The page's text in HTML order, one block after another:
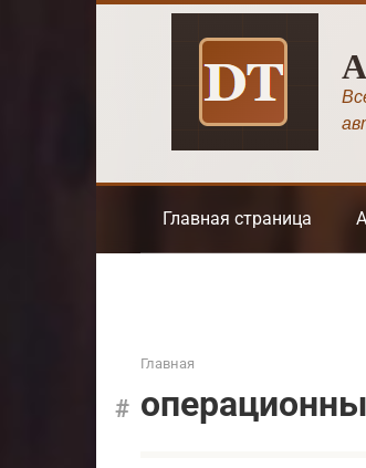
Главная страница
Главная